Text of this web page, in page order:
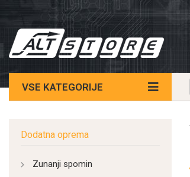
VSE KATEGORIJE
Dodatna oprema
Zunanji spomin